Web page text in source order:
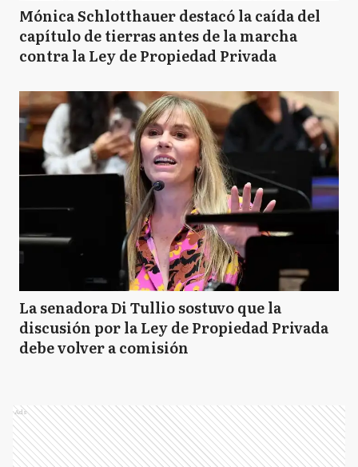
Mónica Schlotthauer destacó la caída del
capítulo de tierras antes de la marcha
contra la Ley de Propiedad Privada
La senadora Di Tullio sostuvo que la
discusión por la Ley de Propiedad Privada
debe volver a comisión
Ads